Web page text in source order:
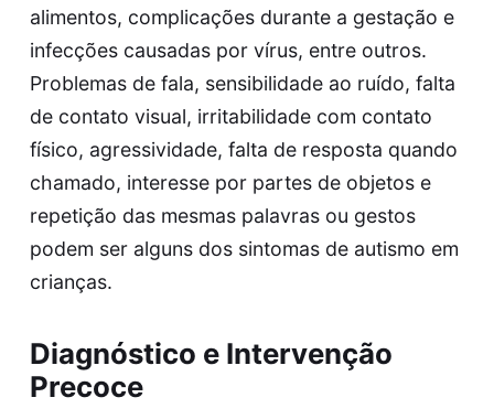
alimentos, complicações durante a gestação e
infecções causadas por vírus, entre outros.
Problemas de fala, sensibilidade ao ruído, falta
de contato visual, irritabilidade com contato
físico, agressividade, falta de resposta quando
chamado, interesse por partes de objetos e
repetição das mesmas palavras ou gestos
podem ser alguns dos sintomas de autismo em
crianças.
Diagnóstico e Intervenção
Precoce